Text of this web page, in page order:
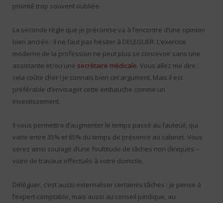
priorité trop souvent oubliée.
La seconde règle que je préconise va à l’encontre d’une opinion
bien ancrée : il ne faut pas hésiter à DELEGUER. L’exercice
moderne de la profession ne peut plus se concevoir sans une
assistante et/ou une secrétaire médicale. Vous allez me dire :
cela coûte cher ! Je connais bien cet argument. Mais il est
préférable d’envisager cette embauche comme un
investissement.
Il vous permettra d’augmenter le temps passé au fauteuil, qui
varie entre 35% et 65% du temps de présence au cabinet. Vous
serez ainsi soulagé d’une foultitude de tâches non cliniques –
voire de travaux effectués à votre domicile.
Déléguer, c’est aussi externaliser certaines tâches : je pense à
l’expert-comptable, mais aussi au conseil juridique, au